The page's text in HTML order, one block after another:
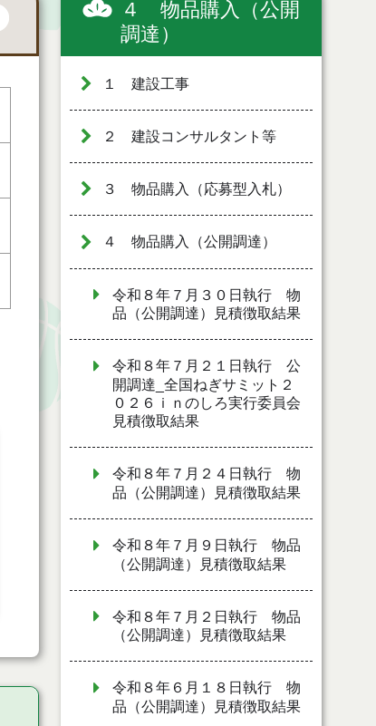
４ 物品購入（公開
調達）
１ 建設工事
２ 建設コンサルタント等
３ 物品購入（応募型入札）
４ 物品購入（公開調達）
令和８年７月３０日執行 物
品（公開調達）見積徴取結果
令和８年７月２１日執行 公
開調達_全国ねぎサミット２
０２６ｉｎのしろ実行委員会
見積徴取結果
令和８年７月２４日執行 物
品（公開調達）見積徴取結果
令和８年７月９日執行 物品
（公開調達）見積徴取結果
令和８年７月２日執行 物品
（公開調達）見積徴取結果
令和８年６月１８日執行 物
品（公開調達）見積徴取結果